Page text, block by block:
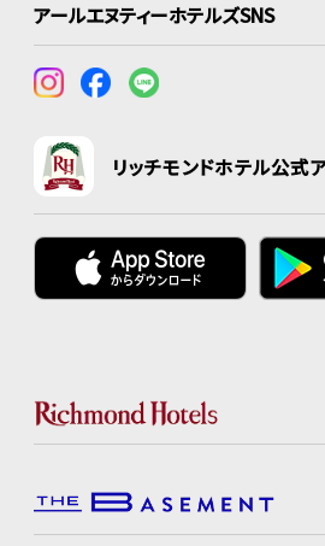
アールエヌティーホテルズSNS
リッチモンドホテル公式